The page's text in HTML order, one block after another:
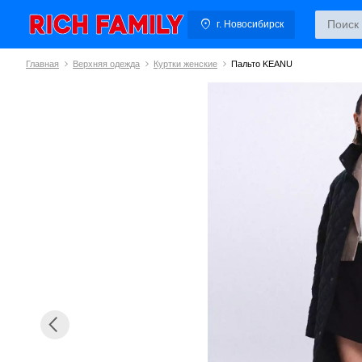
г. Новосибирск
Главная Верхняя одежда Куртки женские Пальто KEANU